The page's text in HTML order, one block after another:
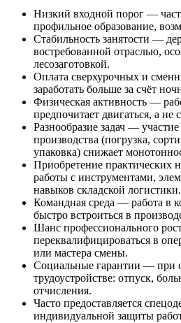
Низкий входной порог —
профильное образование,
Стабильность занятости —
востребованной отраслью,
лесозаготовкой.
Оплата сверхурочных и
заработать больше за счёт
Физическая активность —
предпочитает двигаться, а не
Разнообразие задач —
производства (погрузка,
упаковка) снижает
Приобретение практических
работы с инструментами,
навыков складской логистики.
Командная среда — работа в
быстро встроиться в
Шанс профессионального
переквалифицироваться в
или мастера смены.
Социальные гарантии — при
трудоустройстве: отпуск,
отчисления.
Часто предоставляется
индивидуальной защиты